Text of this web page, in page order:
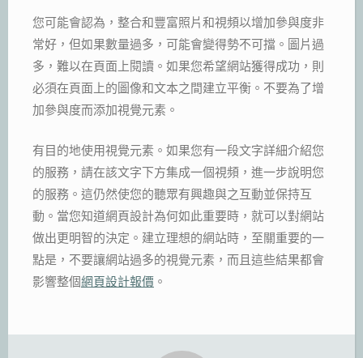
您可能會認為，整合和豐富照片和視頻以增加參與度非
常好，但如果數量過多，可能會變得勢不可擋。圖片過
多，難以在頁面上閱讀。如果您希望網站獲得成功，則
必須在頁面上的圖像和文本之間建立平衡。不要為了增
加參與度而添加視覺元素。
有目的地使用視覺元素。如果您有一段文字詳細介紹您
的服務，請在該文字下方集成一個視頻，進一步說明您
的服務。這仍然使您的聽眾有興趣與之互動並保持互
動。當您知道網頁設計為何如此重要時，就可以對網站
做出更明智的決定。建立理想的網站時，至關重要的一
點是，不要讓網站過多的視覺元素，而且這些結果都會
影響整個網頁設計報價 。